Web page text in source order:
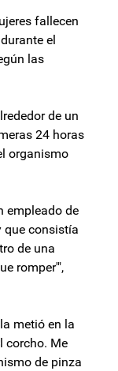
fallecen
el
las
de un
24 horas
organismo
empleado de
que consistía
de una
romper'",
metió en la
corcho. Me
de pinza